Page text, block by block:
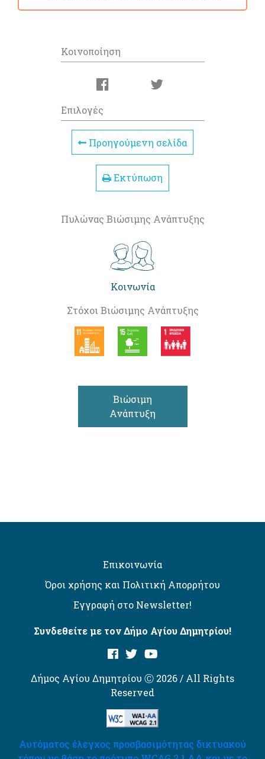
Κοινοποίηση
Επιλογές
Προηγούμενη σελίδα
Εκτύπωση
Πυλώνας Βιώσιμης Ανάπτυξης
Κοινωνία
Στόχοι Βιώσιμης Ανάπτυξης
Βιώσιμη
Ανάπτυξη
Επικοινωνία
Όροι χρήσης και Πολιτική Απορρήτου
Εγγραφή στο Newsletter!
Συνδεθείτε με τον Δήμο Αγίου Δημητρίου!
Δήμος Αγίου Δημητρίου Ⓒ 2026 / All Rights
Reserved
Αυτόματος έλεγχος προσβασιμότητας δικτυακού